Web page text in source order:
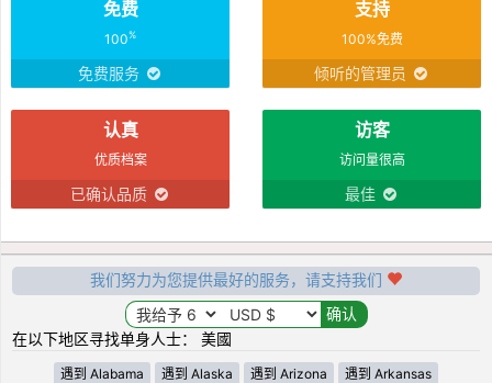
免费
100%
免费服务
支持
100%免费
倾听的管理员
认真
优质档案
已确认品质
访客
访问量很高
最佳
我们努力为您提供最好的服务，请支持我们
在以下地区寻找单身人士： 美國
遇到 Alabama 遇到 Alaska 遇到 Arizona 遇到 Arkansas